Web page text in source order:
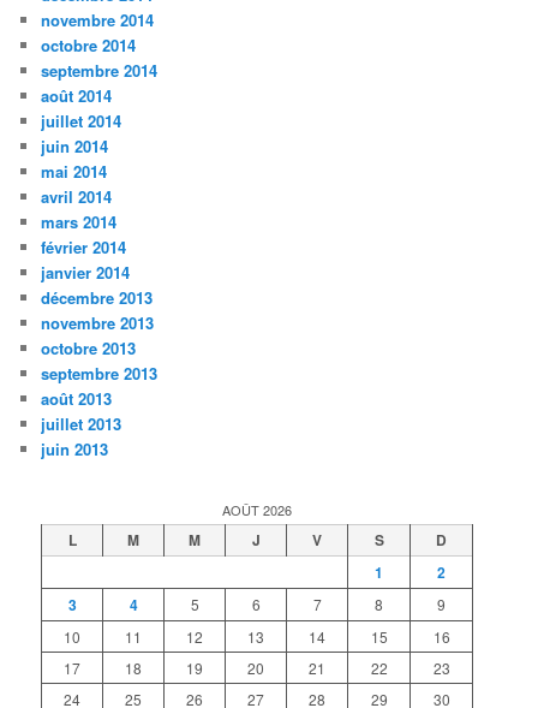
novembre 2014
octobre 2014
septembre 2014
août 2014
juillet 2014
juin 2014
mai 2014
avril 2014
mars 2014
février 2014
janvier 2014
décembre 2013
novembre 2013
octobre 2013
septembre 2013
août 2013
juillet 2013
juin 2013
AOÛT 2026
L M M J V S
D
1
2
3
4 5 6 7 8
9
10
11 12 13 14 15
16
17
18 19 20 21 22
23
24
25 26 27 28 29 30